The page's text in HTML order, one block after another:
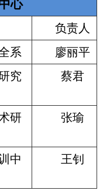
心
负责人
系
廖丽平
究
蔡君
研
张瑜
中
王钊